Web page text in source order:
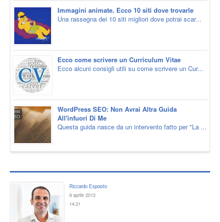
Immagini animate. Ecco 10 siti dove trovarle
Una rassegna dei 10 siti migliori dove potrai scar...
Ecco come scrivere un Curriculum Vitae
Ecco alcuni consigli utili su come scrivere un Cur...
WordPress SEO: Non Avrai Altra Guida
All'infuori Di Me
Questa guida nasce da un intervento fatto per "La ...
Riccardo Esposito
9 aprile 2013
14:21